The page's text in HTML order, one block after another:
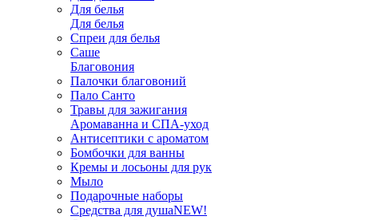
Для белья
Для белья
Спреи для белья
Саше
Благовония
Палочки благовоний
Пало Санто
Травы для зажигания
Аромаванна и СПА-уход
Антисептики с ароматом
Бомбочки для ванны
Кремы и лосьоны для рук
Мыло
Подарочные наборы
Средства для душаNEW!